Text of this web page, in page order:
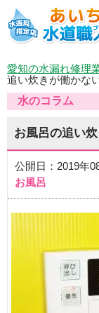
愛知の水漏れ修理
追い炊きが働かな
水のコラム
お風呂の追い
公開日：2019年
お風呂